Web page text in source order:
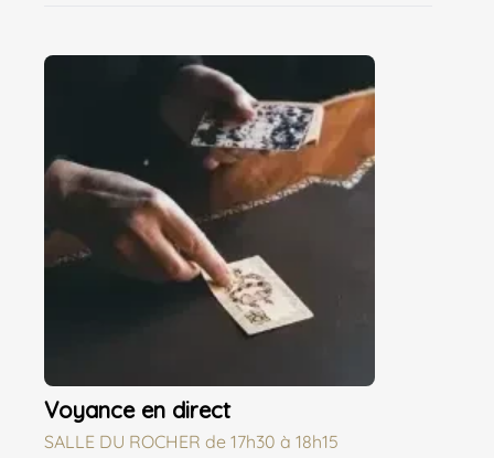
Voyance en direct
SALLE DU ROCHER de 17h30 à 18h15